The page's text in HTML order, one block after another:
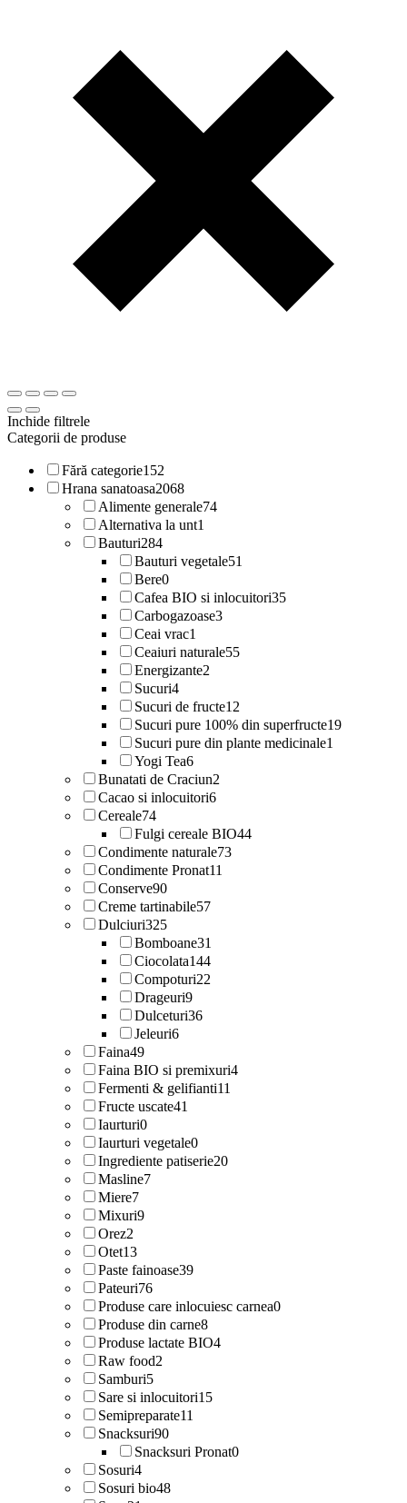
Inchide filtrele
Categorii de produse
Fără categorie152
Hrana sanatoasa2068
Alimente generale74
Alternativa la unt1
Bauturi284
Bauturi vegetale51
Bere0
Cafea BIO si inlocuitori35
Carbogazoase3
Ceai vrac1
Ceaiuri naturale55
Energizante2
Sucuri4
Sucuri de fructe12
Sucuri pure 100% din superfructe19
Sucuri pure din plante medicinale1
Yogi Tea6
Bunatati de Craciun2
Cacao si inlocuitori6
Cereale74
Fulgi cereale BIO44
Condimente naturale73
Condimente Pronat11
Conserve90
Creme tartinabile57
Dulciuri325
Bomboane31
Ciocolata144
Compoturi22
Drageuri9
Dulceturi36
Jeleuri6
Faina49
Faina BIO si premixuri4
Fermenti & gelifianti11
Fructe uscate41
Iaurturi0
Iaurturi vegetale0
Ingrediente patiserie20
Masline7
Miere7
Mixuri9
Orez2
Otet13
Paste fainoase39
Pateuri76
Produse care inlocuiesc carnea0
Produse din carne8
Produse lactate BIO4
Raw food2
Samburi5
Sare si inlocuitori15
Semipreparate11
Snacksuri90
Snacksuri Pronat0
Sosuri4
Sosuri bio48